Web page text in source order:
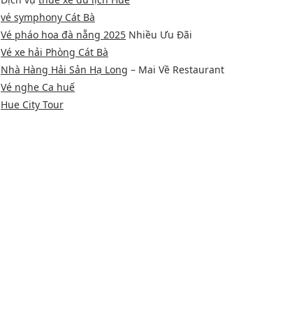
vé symphony Cát Bà
Vé pháo hoa đà nẵng 2025 Nhiều Ưu Đãi
Vé xe hải Phòng Cát Bà
Nhà Hàng Hải Sản Hạ Long – Mai Về Restaurant
Vé nghe Ca huế
Hue City Tour